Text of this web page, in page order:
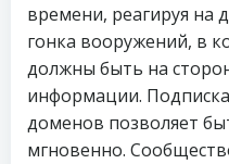
времени, реагируя на
гонка вооружений, в
должны быть на
информации.
доменов позволяет
мгновенно.